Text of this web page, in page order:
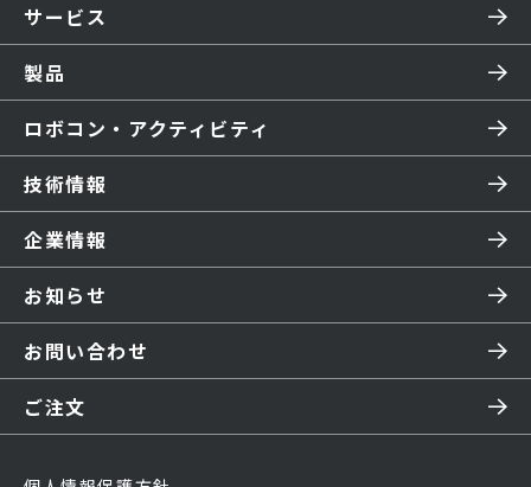
サービス
製品
ロボコン・アクティビティ
技術情報
企業情報
お知らせ
お問い合わせ
ご注文